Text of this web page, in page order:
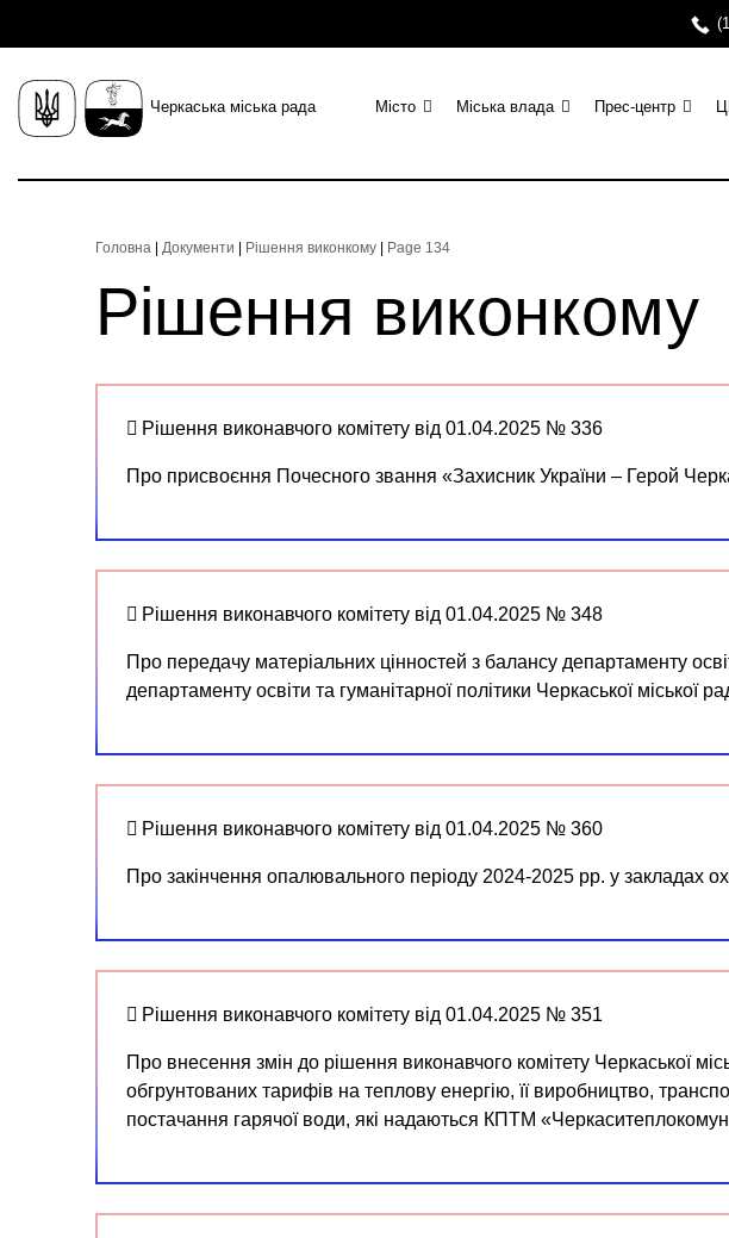
Черкаська міська рада Місто Міська влада Прес-центр
Головна Документи Рішення виконкому Page 134
Рішення виконкому
Рішення виконавчого комітету від 01.04.2025 № 336
Про присвоєння Почесного звання «Захисник України – Герой
Рішення виконавчого комітету від 01.04.2025 № 348
Про передачу матеріальних цінностей з балансу департаменту
департаменту освіти та гуманітарної політики Черкаської міської
Рішення виконавчого комітету від 01.04.2025 № 360
Про закінчення опалювального періоду 2024-2025 рр. у закладах
Рішення виконавчого комітету від 01.04.2025 № 351
Про внесення змін до рішення виконавчого комітету Черкаської
обгрунтованих тарифів на теплову енергію, її виробництво,
постачання гарячої води, які надаються КПТМ